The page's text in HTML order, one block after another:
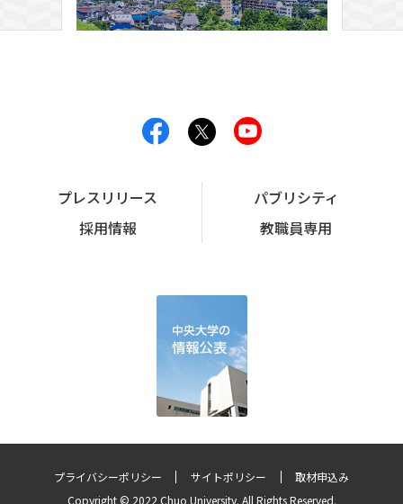
プレスリリース
パブリシティ
採用情報
教職員専用
プライバシーポリシー サイトポリシー
取材申込み
Copyright © 2022 Chuo University. All Rights Reserved.